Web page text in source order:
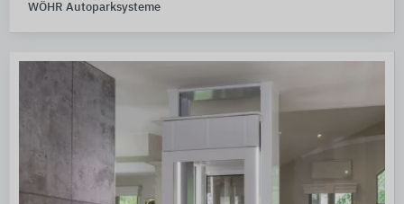
WÖHR Autoparksysteme